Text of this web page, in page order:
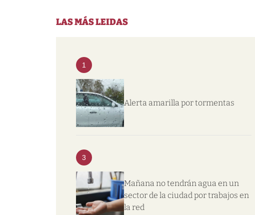
LAS MÁS LEIDAS
1
Alerta amarilla por tormentas
3
Mañana no tendrán agua en un
sector de la ciudad por trabajos en
la red